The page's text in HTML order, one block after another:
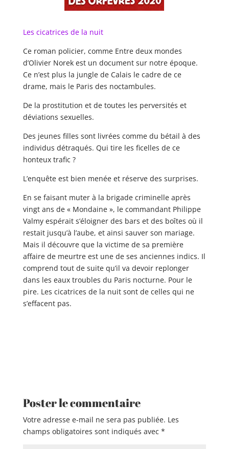
Les cicatrices de la nuit
Ce roman policier, comme Entre deux mondes
d’Olivier Norek est un document sur notre époque.
Ce n’est plus la jungle de Calais le cadre de ce
drame, mais le Paris des noctambules.
De la prostitution et de toutes les perversités et
déviations sexuelles.
Des jeunes filles sont livrées comme du bétail à des
individus détraqués. Qui tire les ficelles de ce
honteux trafic ?
L’enquête est bien menée et réserve des surprises.
En se faisant muter à la brigade criminelle après
vingt ans de « Mondaine », le commandant Philippe
Valmy espérait s’éloigner des bars et des boîtes où il
restait jusqu’à l’aube, et ainsi sauver son mariage.
Mais il découvre que la victime de sa première
affaire de meurtre est une de ses anciennes indics. Il
comprend tout de suite qu’il va devoir replonger
dans les eaux troubles du Paris nocturne. Pour le
pire. Les cicatrices de la nuit sont de celles qui ne
s’effacent pas.
Poster le commentaire
Votre adresse e-mail ne sera pas publiée. Les
champs obligatoires sont indiqués avec *